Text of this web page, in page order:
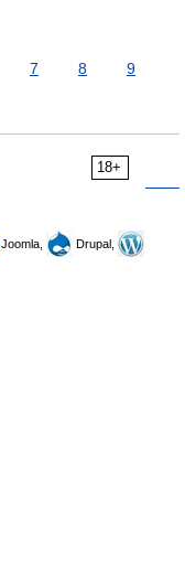
7 8
9
18+
Joomla,
Drupal,